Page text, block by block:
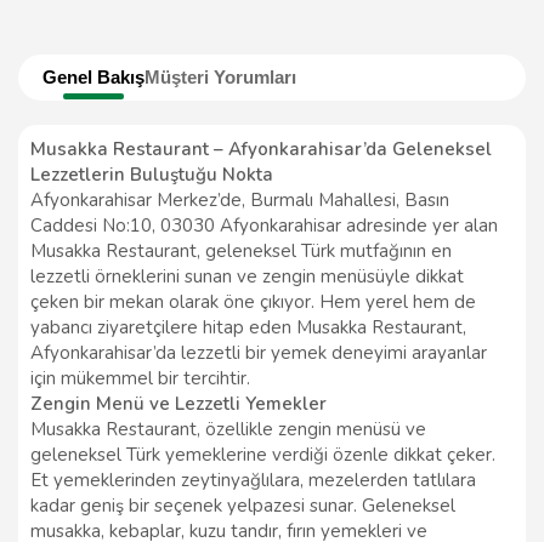
Genel BakışMüşteri Yorumları
Musakka Restaurant – Afyonkarahisar’da Geleneksel
Lezzetlerin Buluştuğu Nokta
Afyonkarahisar Merkez’de, Burmalı Mahallesi, Basın
Caddesi No:10, 03030 Afyonkarahisar adresinde yer alan
Musakka Restaurant, geleneksel Türk mutfağının en
lezzetli örneklerini sunan ve zengin menüsüyle dikkat
çeken bir mekan olarak öne çıkıyor. Hem yerel hem de
yabancı ziyaretçilere hitap eden Musakka Restaurant,
Afyonkarahisar’da lezzetli bir yemek deneyimi arayanlar
için mükemmel bir tercihtir.
Zengin Menü ve Lezzetli Yemekler
Musakka Restaurant, özellikle zengin menüsü ve
geleneksel Türk yemeklerine verdiği özenle dikkat çeker.
Et yemeklerinden zeytinyağlılara, mezelerden tatlılara
kadar geniş bir seçenek yelpazesi sunar. Geleneksel
musakka, kebaplar, kuzu tandır, fırın yemekleri ve